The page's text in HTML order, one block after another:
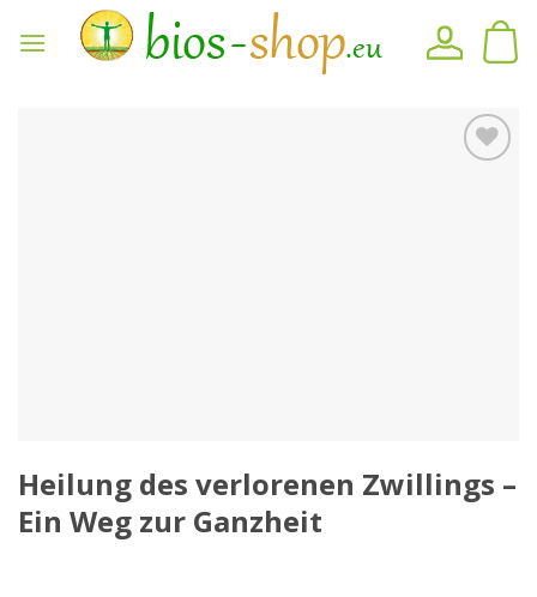
Inhalt
Heilung des verlorenen Zwillings –
Ein Weg zur Ganzheit